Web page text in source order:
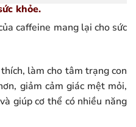
khỏe.
caffeine mang lại cho sức
làm cho tâm trạng con
giảm cảm giác mệt mỏi,
giúp cơ thể có nhiều năng